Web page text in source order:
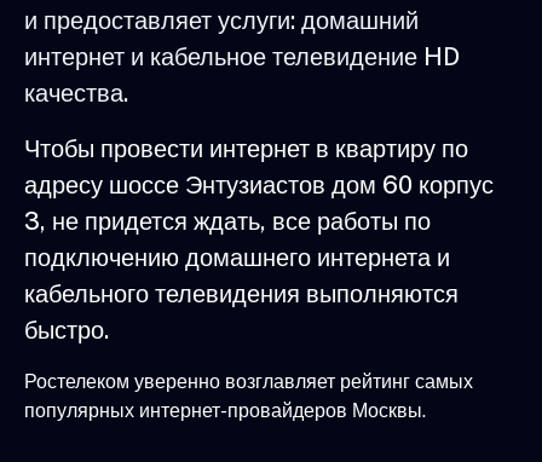
и предоставляет услуги: домашний
интернет и кабельное телевидение HD
качества.
Чтобы провести интернет в квартиру по
адресу шоссе Энтузиастов дом 60 корпус
3, не придется ждать, все работы по
подключению домашнего интернета и
кабельного телевидения выполняются
быстро.
Ростелеком уверенно возглавляет рейтинг самых
популярных интернет-провайдеров Москвы.